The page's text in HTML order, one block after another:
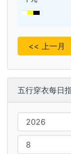
<< 上一月
五行穿衣每日